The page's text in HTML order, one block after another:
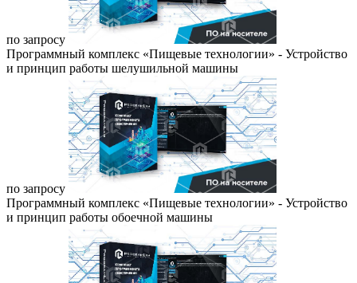
по запросу
Программный комплекс «Пищевые технологии» - Устройство
и принцип работы шелушильной машины
по запросу
Программный комплекс «Пищевые технологии» - Устройство
и принцип работы обоечной машины